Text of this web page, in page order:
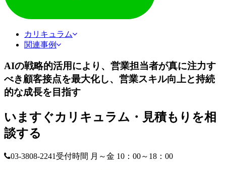
カリキュラム
関連事例
AIの戦略的活用により、営業担当者が真に注力す
べき顧客接点を最大化し、営業スキル向上と持続
的な成長を目指す
いますぐカリキュラム・見積もりを相
談する
03-3808-2241 受付時間 月～金 10：00～18：00